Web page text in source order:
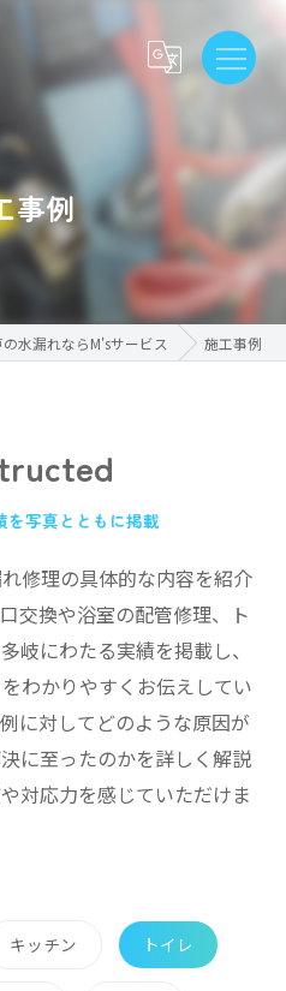
事例
水漏れならM'sサービス 施工事例
を写真とともに掲載
修理の具体的な内容を紹介
交換や浴室の配管修理、ト
岐にわたる実績を掲載し、
わかりやすくお伝えしてい
に対してどのような原因が
に至ったのかを詳しく解説
対応力を感じていただけま
キッチン トイレ